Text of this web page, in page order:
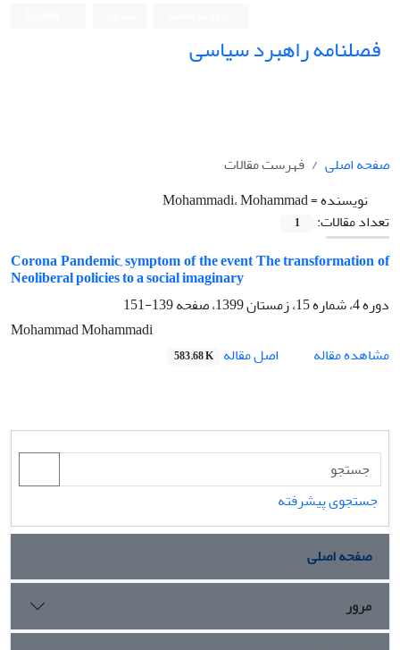
فصلنامه راهبرد سیاسی
صفحه اصلی
فهرست مقالات
نویسنده =Mohammadi، Mohammad
تعداد مقالات:
1
Corona Pandemic, symptom of the event The transformation of
Neoliberal policies to a social imaginary
دوره 4، شماره 15، زمستان 1399، صفحه
139-151
Mohammad Mohammadi
مشاهده مقاله
اصل مقاله 583.68 K
جستجوی پیشرفته
صفحه اصلی
مرور